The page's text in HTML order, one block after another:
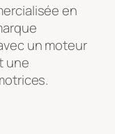
en
un moteur
une